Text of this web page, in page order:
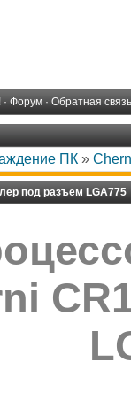
· Форум · Обратная связь
ПК »
под разъем LGA775